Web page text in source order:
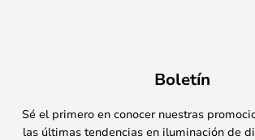
Boletín
Sé el primero en conocer nuestras
las últimas tendencias en iluminación de